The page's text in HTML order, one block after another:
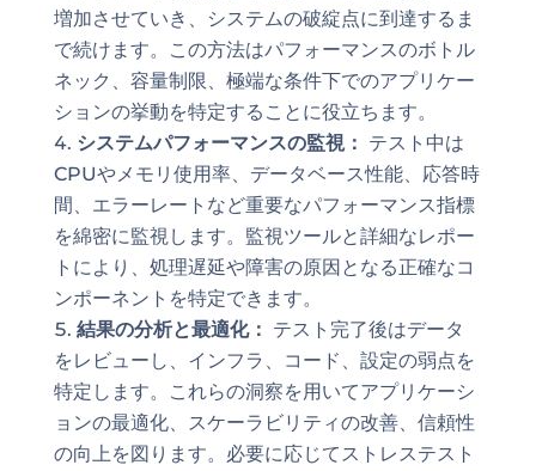
増加させていき、システムの破綻点に到達するま
で続けます。この方法はパフォーマンスのボトル
ネック、容量制限、極端な条件下でのアプリケー
ションの挙動を特定することに役立ちます。
システムパフォーマンスの監視： テスト中は
CPUやメモリ使用率、データベース性能、応答時
間、エラーレートなど重要なパフォーマンス指標
を綿密に監視します。監視ツールと詳細なレポー
トにより、処理遅延や障害の原因となる正確なコ
ンポーネントを特定できます。
結果の分析と最適化： テスト完了後はデータ
をレビューし、インフラ、コード、設定の弱点を
特定します。これらの洞察を用いてアプリケーシ
ョンの最適化、スケーラビリティの改善、信頼性
の向上を図ります。必要に応じてストレステスト